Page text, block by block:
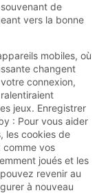
de
vers la bonne
mobiles, où
changent
connexion,
jeux. Enregistrer
: Pour vous aider
les cookies de
vos
joués et les
revenir au
à nouveau